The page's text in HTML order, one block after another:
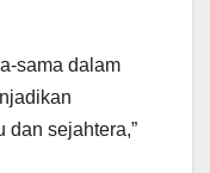
sama dalam
dan sejahtera,”